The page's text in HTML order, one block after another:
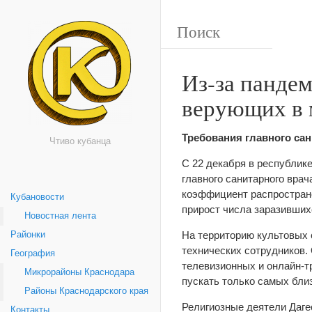
Чтиво кубанца
Кубановости
Новостная лента
Районки
География
Микрорайоны Краснодара
Районы Краснодарского края
Контакты
Из-за
верующих в
Требования главного
С 22 декабря в
главного санитарного
коэффициент
прирост числа
На территорию
технических
телевизионных и онлайн-
пускать только самых
Религиозные деятели